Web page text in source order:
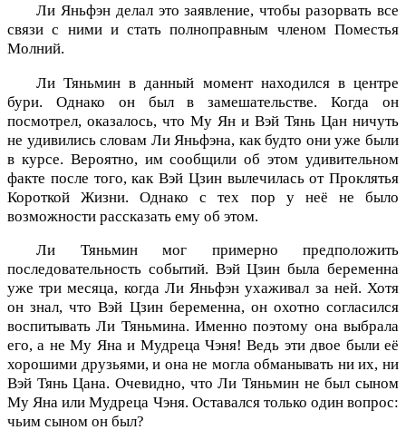
Ли Яньфэн делал это заявление, чтобы разорвать все
связи с ними и стать полноправным членом Поместья
Молний.
Ли Тяньмин в данный момент находился в центре
бури. Однако он был в замешательстве. Когда он
посмотрел, оказалось, что Му Ян и Вэй Тянь Цан ничуть
не удивились словам Ли Яньфэна, как будто они уже были
в курсе. Вероятно, им сообщили об этом удивительном
факте после того, как Вэй Цзин вылечилась от Проклятья
Короткой Жизни. Однако с тех пор у неё не было
возможности рассказать ему об этом.
Ли Тяньмин мог примерно предположить
последовательность событий. Вэй Цзин была беременна
уже три месяца, когда Ли Яньфэн ухаживал за ней. Хотя
он знал, что Вэй Цзин беременна, он охотно согласился
воспитывать Ли Тяньмина. Именно поэтому она выбрала
его, а не Му Яна и Мудреца Чэня! Ведь эти двое были её
хорошими друзьями, и она не могла обманывать ни их, ни
Вэй Тянь Цана. Очевидно, что Ли Тяньмин не был сыном
Му Яна или Мудреца Чэня. Оставался только один вопрос:
чьим сыном он был?